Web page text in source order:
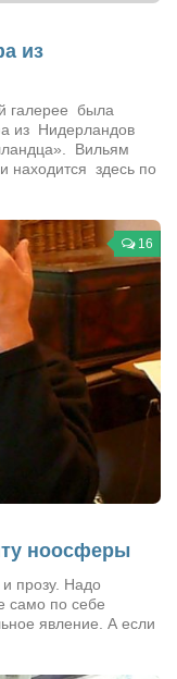
из
галерее была
из Нидерландов
Вильям
находится здесь по
16
ноосферы
прозу. Надо
само по себе
явление. А если